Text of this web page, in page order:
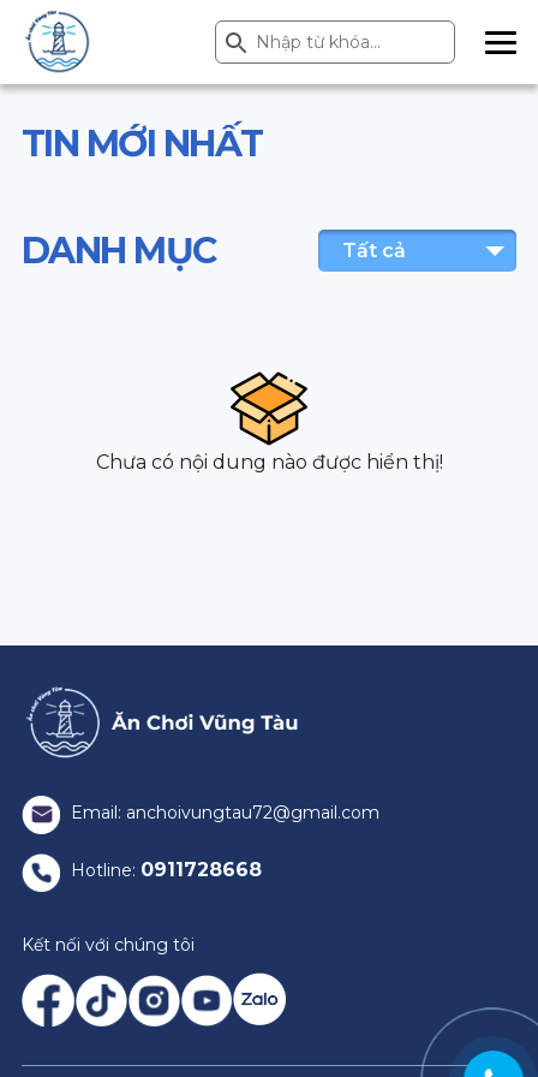
Search
for:
Search Button
ME
NU
TIN MỚI NHẤT
DANH MỤC Tất cả
Chưa có nội dung nào được hiển thị!
Email: anchoivungtau72@gmail.com
Hotline: 0911728668
Kết nối với chúng tôi